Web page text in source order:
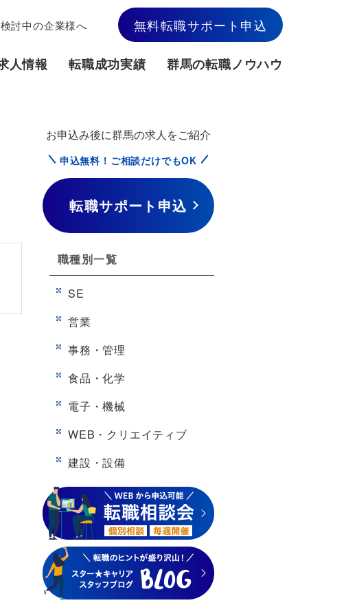
討中の企業様へ 無料転職サポート申込
人情報 転職成功実績 群馬の転職ノウハウ
お申込み後に群馬の求人をご紹介
申込無料！ご相談だけでもOK
転職サポート申込
職種別一覧
SE
営業
事務・管理
食品・化学
電子・機械
WEB・クリエイティブ
建設・設備